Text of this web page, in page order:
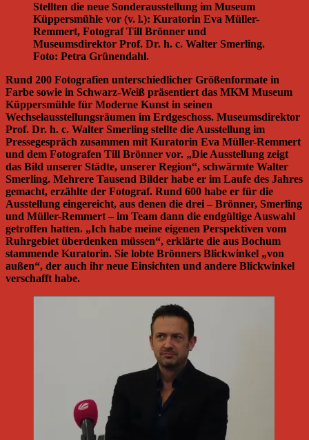
Stellten die neue Sonderausstellung im Museum
Küppersmühle vor (v. l.): Kuratorin Eva Müller-
Remmert, Fotograf Till Brönner und
Museumsdirektor Prof. Dr. h. c. Walter Smerling.
Foto: Petra Grünendahl.
Rund 200 Fotografien unterschiedlicher Größenformate in
Farbe sowie in Schwarz-Weiß präsentiert das MKM Museum
Küppersmühle für Moderne Kunst in seinen
Wechselausstellungsräumen im Erdgeschoss. Museumsdirektor
Prof. Dr. h. c. Walter Smerling stellte die Ausstellung im
Pressegespräch zusammen mit Kuratorin Eva Müller-Remmert
und dem Fotografen Till Brönner vor. „Die Ausstellung zeigt
das Bild unserer Städte, unserer Region“, schwärmte Walter
Smerling. Mehrere Tausend Bilder habe er im Laufe des Jahres
gemacht, erzählte der Fotograf. Rund 600 habe er für die
Ausstellung eingereicht, aus denen die drei – Brönner, Smerling
und Müller-Remmert – im Team dann die endgültige Auswahl
getroffen hatten. „Ich habe meine eigenen Perspektiven vom
Ruhrgebiet überdenken müssen“, erklärte die aus Bochum
stammende Kuratorin. Sie lobte Brönners Blickwinkel „von
außen“, der auch ihr neue Einsichten und andere Blickwinkel
verschafft habe.